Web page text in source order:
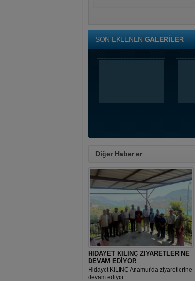
SON EKLENEN GALERİLER
Diğer Haberler
HİDAYET KILINÇ ZİYARETLERİNE
DEVAM EDİYOR
Hidayet KILINÇ Anamur'da ziyaretlerine
devam ediyor